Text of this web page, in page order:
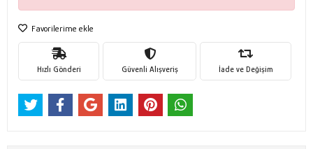
Favorilerime ekle
Hızlı Gönderi Güvenli Alışveriş İade ve Değişim